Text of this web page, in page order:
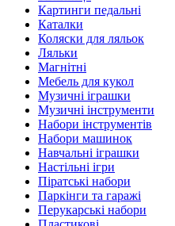
Картинги педальні
Каталки
Коляски для ляльок
Ляльки
Магнітні
Мебель для кукол
Музичні іграшки
Музичні інструменти
Набори інструментів
Набори машинок
Навчальні іграшки
Настільні ігри
Піратські набори
Паркінги та гаражі
Перукарські набори